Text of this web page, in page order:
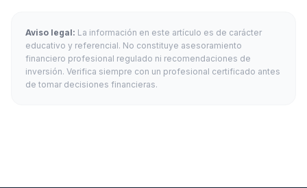
Aviso legal: La información en este artículo es de carácter
educativo y referencial. No constituye asesoramiento
financiero profesional regulado ni recomendaciones de
inversión. Verifica siempre con un profesional certificado antes
de tomar decisiones financieras.